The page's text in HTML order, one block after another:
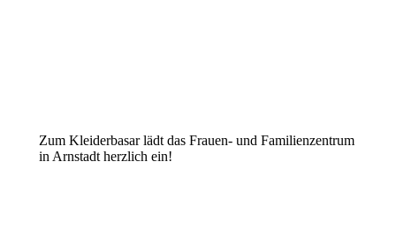
Zum Kleiderbasar lädt das Frauen- und Familienzentrum
in Arnstadt herzlich ein!